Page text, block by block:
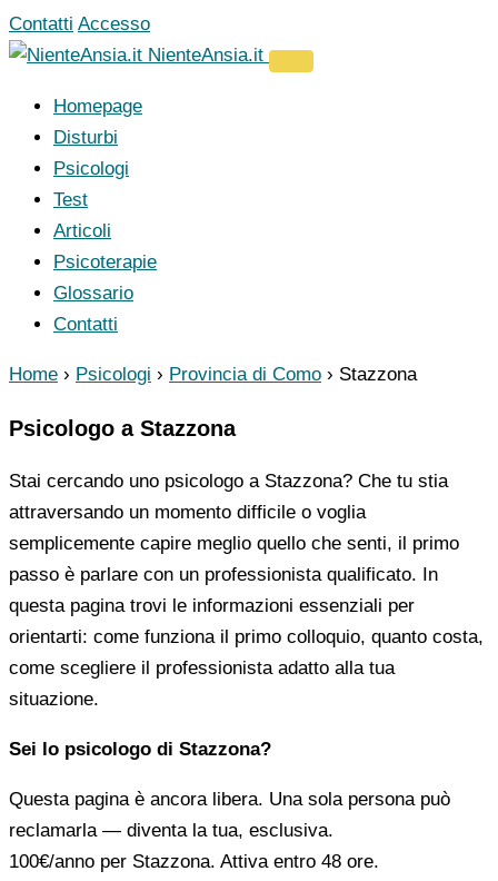
Vai
al
Contatti Accesso
NienteAnsia.it
Homepage
Disturbi
Psicologi
Test
Articoli
Psicoterapie
Glossario
Contatti
Home › Psicologi › Provincia di Como › Stazzona
Psicologo a Stazzona
Stai cercando uno psicologo a Stazzona? Che tu stia
attraversando un momento difficile o voglia
semplicemente capire meglio quello che senti, il primo
passo è parlare con un professionista qualificato. In
questa pagina trovi le informazioni essenziali per
orientarti: come funziona il primo colloquio, quanto costa,
come scegliere il professionista adatto alla tua
situazione.
Sei lo psicologo di Stazzona?
Questa pagina è ancora libera. Una sola persona può
reclamarla — diventa la tua, esclusiva.
100€/anno per Stazzona. Attiva entro 48 ore.